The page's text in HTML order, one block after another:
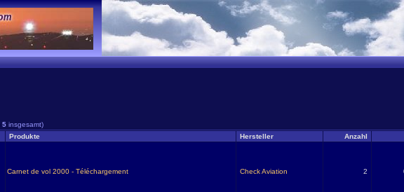
5 insgesamt)
Produkte
Hersteller Anzahl
Carnet de vol 2000 - Téléchargement Check Aviation 2